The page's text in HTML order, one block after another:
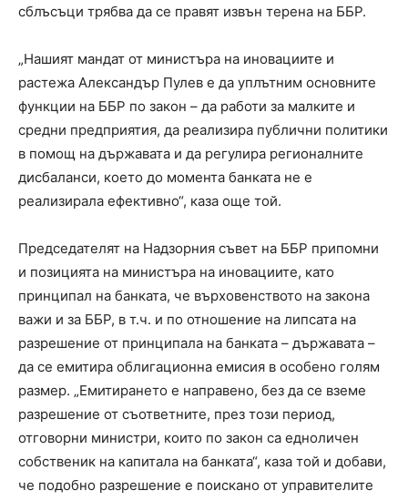
сблъсъци трябва да се правят извън терена на ББР.
„Нашият мандат от министъра на иновациите и
растежа Александър Пулев е да уплътним основните
функции на ББР по закон – да работи за малките и
средни предприятия, да реализира публични политики
в помощ на държавата и да регулира регионалните
дисбаланси, което до момента банката не е
реализирала ефективно“, каза още той.
Председателят на Надзорния съвет на ББР припомни
и позицията на министъра на иновациите, като
принципал на банката, че върховенството на закона
важи и за ББР, в т.ч. и по отношение на липсата на
разрешение от принципала на банката – държавата –
да се емитира облигационна емисия в особено голям
размер. „Емитирането е направено, без да се вземе
разрешение от съответните, през този период,
отговорни министри, които по закон са едноличен
собственик на капитала на банката“, каза той и добави,
че подобно разрешение е поискано от управителите